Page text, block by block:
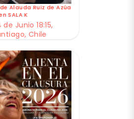
Alauda Ruiz de Azúa
SALA K
Junio 18:15,
Chile